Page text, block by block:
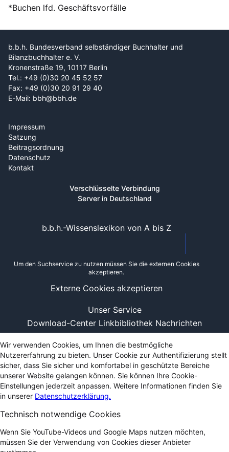
*Buchen lfd. Geschäftsvorfälle
b.b.h. Bundesverband selbständiger Buchhalter und
Bilanzbuchhalter e. V.
Kronenstraße 19, 10117 Berlin
Tel.: +49 (0)30 20 45 52 57
Fax: +49 (0)30 20 91 29 40
E-Mail: bbh@bbh.de
Impressum
Satzung
Beitragsordnung
Datenschutz
Kontakt
Verschlüsselte Verbindung
Server in Deutschland
Unser Service
Download-Center Linkbibliothek Nachrichten
b.b.h.-Wissenslexikon von A bis Z
Um den Suchservice zu nutzen müssen Sie die externen Cookies
akzeptieren.
Externe Cookies akzeptieren
Wir verwenden Cookies, um Ihnen die bestmögliche
Nutzererfahrung zu bieten. Unser Cookie zur Authentifizierung stellt
sicher, dass Sie sicher und komfortabel in geschützte Bereiche
unserer Website gelangen können. Sie können Ihre Cookie-
Einstellungen jederzeit anpassen. Weitere Informationen finden Sie
in unserer Datenschutzerklärung.
Technisch notwendige Cookies
Wenn Sie YouTube-Videos und Google Maps nutzen möchten,
müssen Sie der Verwendung von Cookies dieser Anbieter